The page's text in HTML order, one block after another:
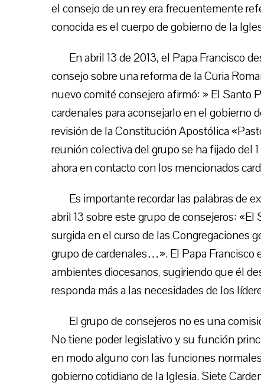
el consejo de un rey era frecuentemente
conocida es el cuerpo de gobierno de la
En abril 13 de 2013, el Papa Francisco
consejo sobre una reforma de la Curia
nuevo comité consejero afirmó: » El Santo
cardenales para aconsejarlo en el gobierno
revisión de la Constitución Apostólica
reunión colectiva del grupo se ha fijado del
ahora en contacto con los mencionados
Es importante recordar las palabras de
abril 13 sobre este grupo de consejeros:
surgida en el curso de las Congregaciones
grupo de cardenales…». El Papa Francisco
ambientes diocesanos, sugiriendo que él
responda más a las necesidades de los
El grupo de consejeros no es una
No tiene poder legislativo y su función
en modo alguno con las funciones
gobierno cotidiano de la Iglesia. Siete